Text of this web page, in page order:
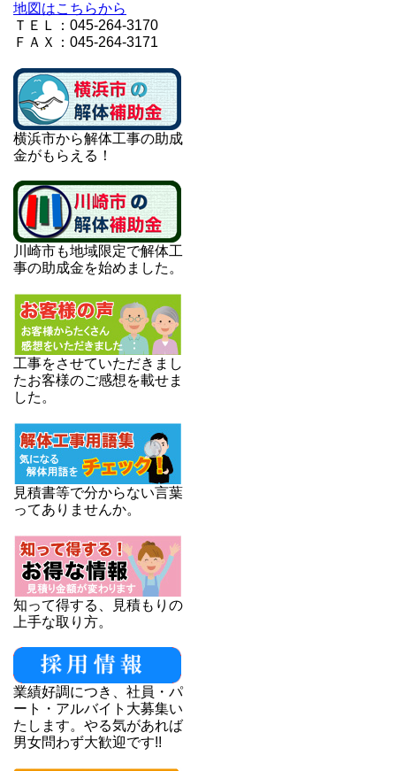
地図はこちらから
ＴＥＬ：045-264-3170
ＦＡＸ：045-264-3171
横浜市から解体工事の助成
金がもらえる！
川崎市も地域限定で解体工
事の助成金を始めました。
工事をさせていただきまし
たお客様のご感想を載せま
した。
見積書等で分からない言葉
ってありませんか。
知って得する、見積もりの
上手な取り方。
業績好調につき、社員・パ
ート・アルバイト大募集い
たします。やる気があれば
男女問わず大歓迎です!!